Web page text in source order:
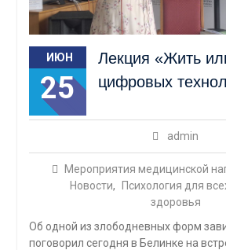
ИЮН
25
Лекция «Жить
цифровых
admin
Мероприятия медицинской
Новости, Психология для
здоровья
Об одной из злободневных форм
поговорил сегодня в Белинке на